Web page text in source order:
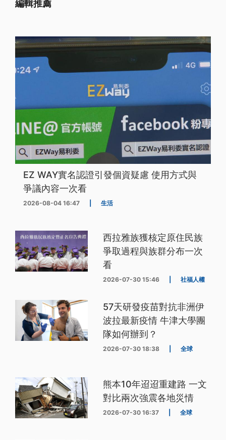
編輯推薦
EZ WAY實名認證引發個資疑慮 使用方式與
爭議內容一次看
2026-08-04 16:47 生活
西拉雅族獲核定原住民族
爭取過程與族群分布一次
看
2026-07-30 15:46 社福人權
57天研發疫苗對抗非洲伊
波拉最新疫情 牛津大學團
隊如何辦到？
2026-07-30 18:38 全球
熊本10年迢迢重建路 一文
對比兩次強震各地災情
2026-07-30 16:37 全球